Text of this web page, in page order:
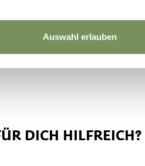
Auswahl erlauben
auch gekochte
DICH HILFREICH?